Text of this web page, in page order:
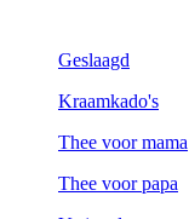
Geslaagd
Kraamkado's
Thee voor mama
Thee voor papa